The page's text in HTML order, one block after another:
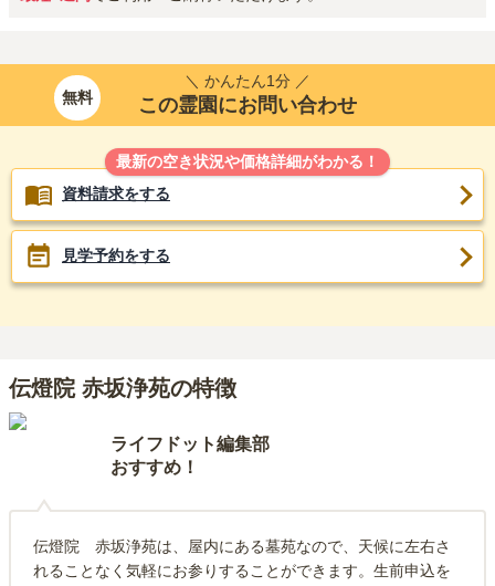
無料
＼ かんたん1分 ／
この霊園にお問い合わせ
最新の空き状況や価格詳細がわかる！
資料請求をする
見学予約をする
伝燈院 赤坂浄苑の特徴
ライフドット編集部
おすすめ！
伝燈院 赤坂浄苑は、屋内にある墓苑なので、天候に左右さ
れることなく気軽にお参りすることができます。生前申込を